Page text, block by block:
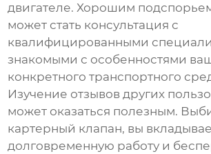
двигателе. Хорошим
может стать консультация с
квалифицированными
знакомыми с особенностями
конкретного транспортного
Изучение отзывов других
может оказаться полезным.
картерный клапан, вы
долговременную работу и